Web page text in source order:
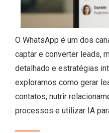
O WhatsApp é um dos
captar e converter leads,
detalhado e estratégias
exploramos como gerar
contatos, nutrir
processos e utilizar IA